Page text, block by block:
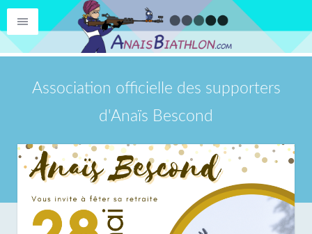
Association officielle des supporters
d'Anaïs Bescond
AnaisBiathlon.com
Publications